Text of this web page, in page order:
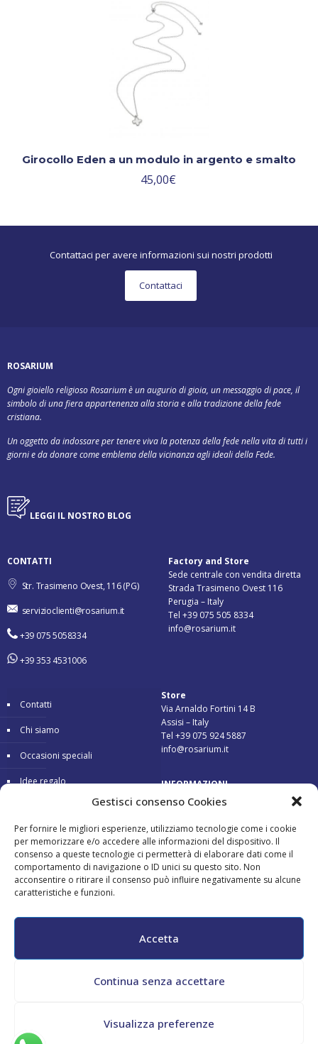
Gestisci consenso Cookies
Per fornire le migliori esperienze, utilizziamo tecnologie come i cookie
per memorizzare e/o accedere alle informazioni del dispositivo. Il
consenso a queste tecnologie ci permetterà di elaborare dati come il
comportamento di navigazione o ID unici su questo sito. Non
acconsentire o ritirare il consenso può influire negativamente su alcune
caratteristiche e funzioni.
Accetta
Continua senza accettare
Visualizza preferenze
Girocollo Eden a un modulo in argento e smalto
45,00€
Contattaci per avere informazioni sui nostri prodotti
Contattaci
ROSARIUM
Ogni gioiello religioso Rosarium è un augurio di gioia, un messaggio di pace, il
simbolo di una fiera appartenenza alla storia e alla tradizione della fede
cristiana.
Un oggetto da indossare per tenere viva la potenza della fede nella vita di tutti i
giorni e da donare come emblema della vicinanza agli ideali della Fede.
LEGGI IL NOSTRO BLOG
CONTATTI
Str. Trasimeno Ovest, 116 (PG)
servizioclienti@rosarium.it
+39 075 5058334
+39 353 4531006
Factory and Store
Sede centrale con vendita diretta
Strada Trasimeno Ovest 116
Perugia – Italy
Tel +39 075 505 8334
info@rosarium.it
Contatti
Chi siamo
Occasioni speciali
Idee regalo
Condizioni di vendita
Garanzia
Store
Via Arnaldo Fortini 14 B
Assisi – Italy
Tel +39 075 924 5887
info@rosarium.it
INFORMAZIONI
Consegna 24/48 ore
Pagamenti sicuri
Reso gratuito
TNIMRZ69L04G478N -Cookie Policy-Privacy Policy